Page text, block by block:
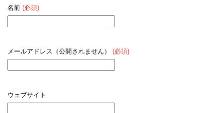
名前 (必須)
メールアドレス（公開されません） (必須)
ウェブサイト